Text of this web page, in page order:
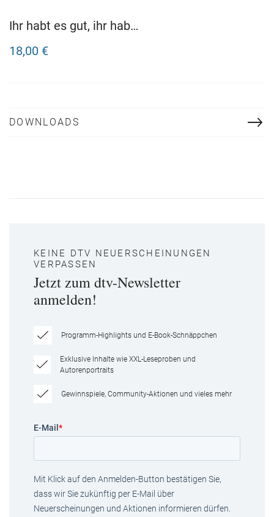
Ihr habt es gut, ihr habt
lässt sich wählen
18,00 €
DOWNLOADS
KEINE DTV NEUERSCHEINUNGEN
VERPASSEN
Jetzt zum dtv-Newsletter
anmelden!
Programm-Highlights und E-Book-Schnäppchen
Exklusive Inhalte wie XXL-Leseproben und
Autorenportraits
Gewinnspiele, Community-Aktionen und vieles mehr
E-Mail *
Mit Klick auf den Anmelden-Button bestätigen Sie,
dass wir Sie zukünftig per E-Mail über
Neuerscheinungen und Aktionen informieren dürfen.